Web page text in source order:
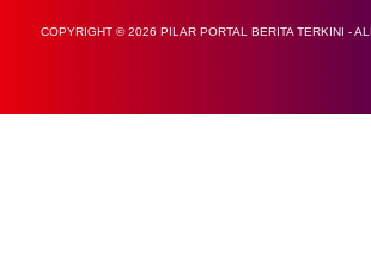
COPYRIGHT © 2026 PILAR PORTAL BERITA TERKINI -